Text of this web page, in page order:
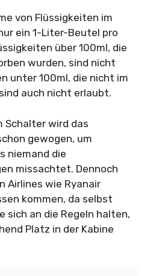
von Flüssigkeiten im
ein 1-Liter-Beutel pro
über 100ml, die
wurden, sind nicht
unter 100ml, die nicht im
auch nicht erlaubt.
Schalter wird das
gewogen, um
niemand die
missachtet. Dennoch
Airlines wie Ryanair
kommen, da selbst
sich an die Regeln halten,
Platz in der Kabine